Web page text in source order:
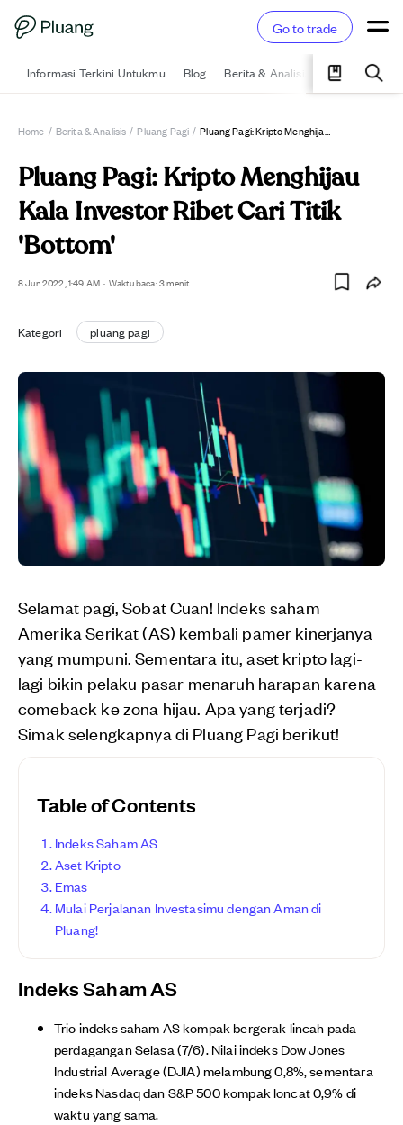
Go to trade
Informasi Terkini Untukmu Blog Berita & Analisis Pelajari
Home / Berita & Analisis / Pluang Pagi / Pluang Pagi: Kripto Menghijau Kala Investor Ribet Cari Titik 'Bottom'
Pluang Pagi: Kripto Menghijau
Kala Investor Ribet Cari Titik
'Bottom'
8 Jun 2022, 1:49 AM · Waktu baca: 3 menit
Kategori pluang pagi
Selamat pagi, Sobat Cuan! Indeks saham
Amerika Serikat (AS) kembali pamer kinerjanya
yang mumpuni. Sementara itu, aset kripto lagi-
lagi bikin pelaku pasar menaruh harapan karena
comeback ke zona hijau. Apa yang terjadi?
Simak selengkapnya di Pluang Pagi berikut!
Table of Contents
Indeks Saham AS
Aset Kripto
Emas
Mulai Perjalanan Investasimu dengan Aman di
Pluang!
Indeks Saham AS
Trio indeks saham AS kompak bergerak lincah pada
perdagangan Selasa (7/6). Nilai indeks Dow Jones
Industrial Average (DJIA) melambung 0,8%, sementara
indeks Nasdaq dan S&P 500 kompak loncat 0,9% di
waktu yang sama.